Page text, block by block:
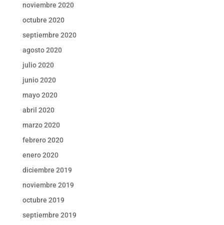
noviembre 2020
octubre 2020
septiembre 2020
agosto 2020
julio 2020
junio 2020
mayo 2020
abril 2020
marzo 2020
febrero 2020
enero 2020
diciembre 2019
noviembre 2019
octubre 2019
septiembre 2019